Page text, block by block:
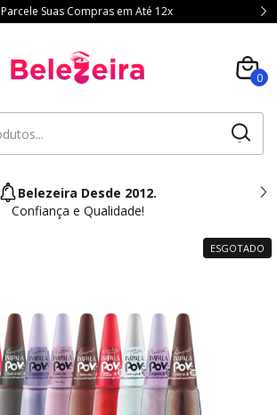
Parcele Suas Compras em Até 12x
0
Belezeira Desde 2012.
Confiança e Qualidade!
ESGOTADO